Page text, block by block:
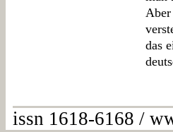
Aber
das
issn 1618-6168 /